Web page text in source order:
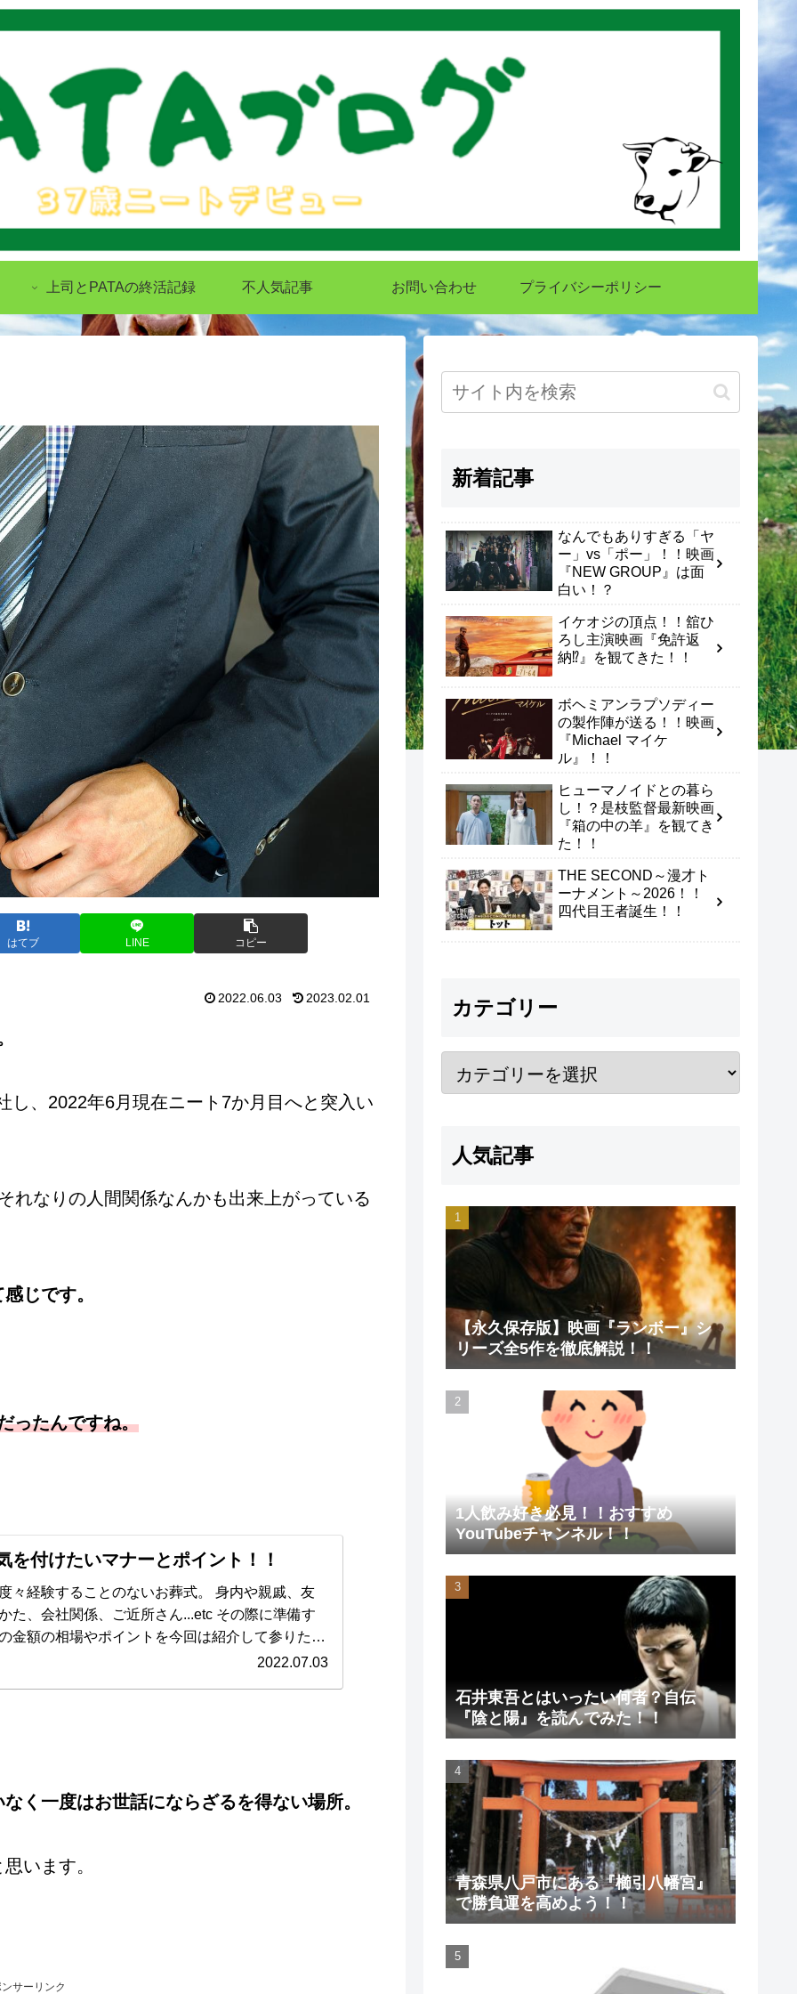
上司とPATAの終活記録 不人気記事 お問い合わせ プライバシーポリシー
はてブ LINE コピー
2022.06.03 2023.02.01
し、2022年6月現在ニート7か月目へと突入い
れなりの人間関係なんかも出来上がっている
じです。
ったんですね。
を付けたいマナーとポイント！！
することのないお葬式。 身内や親戚、友
社関係、ご近所さん...etc その際に準備す
金額の相場やポイントを今回は紹介して参りたい
2022.07.03
く一度はお世話にならざるを得ない場所。
います。
サーリンク
新着記事
なんでもありすぎる「ヤ
ー」vs「ポー」！！映画
『NEW GROUP』は面
白い！？
イケオジの頂点！！舘ひ
ろし主演映画『免許返
納⁉』を観てきた！！
ボヘミアンラプソディー
の製作陣が送る！！映画
『Michael マイケ
ル』！！
ヒューマノイドとの暮ら
し！？是枝監督最新映画
『箱の中の羊』を観てき
た！！
THE SECOND～漫才ト
ーナメント～2026！！
四代目王者誕生！！
カテゴリー
人気記事
【永久保存版】映画『ランボー』シ
リーズ全5作を徹底解説！！
1人飲み好き必見！！おすすめ
YouTubeチャンネル！！
石井東吾とはいったい何者？自伝
『陰と陽』を読んでみた！！
青森県八戸市にある『櫛引八幡宮』
で勝負運を高めよう！！